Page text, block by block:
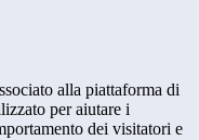
alla piattaforma di
per aiutare i
dei visitatori e